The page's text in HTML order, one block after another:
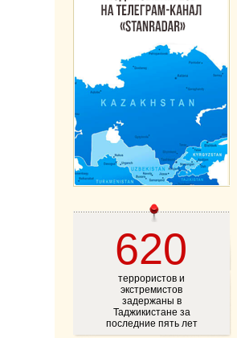
620
террористов и
экстремистов
задержаны в
Таджикистане за
последние пять лет